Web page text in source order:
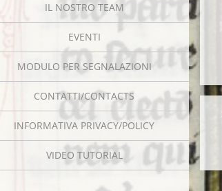
IL NOSTRO TEAM
EVENTI
MODULO PER SEGNALAZIONI
CONTATTI/CONTACTS
INFORMATIVA PRIVACY/POLICY
VIDEO TUTORIAL